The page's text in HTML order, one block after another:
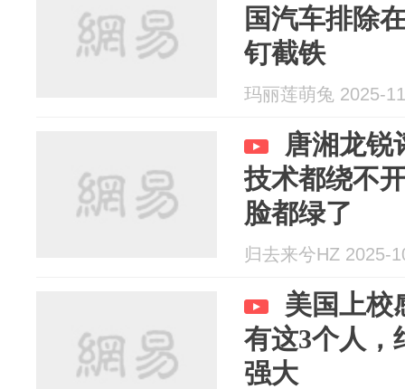
国汽车排除
钉截铁
玛丽莲萌兔 2025-
唐湘龙锐
技术都绕不
脸都绿了
归去来兮HZ 2025-
美国上校
有这3个人，
强大